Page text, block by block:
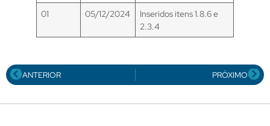
01
05/12/2024
Inseridos itens 1.8.6 e
2.3.4
ANTERIOR PRÓXIMO